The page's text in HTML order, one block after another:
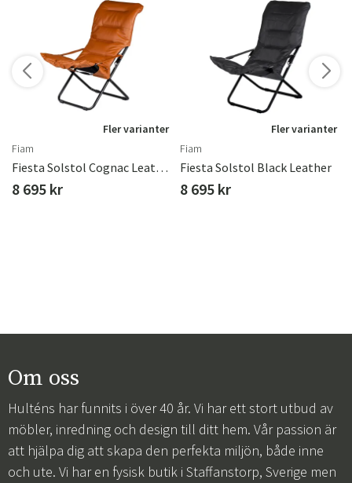
Fler varianter
Fiam
Fiesta Solstol Cognac Leather
8 695 kr
Fler varianter
Fiam
Fiesta Solstol Black Leather
8 695 kr
Om oss
Hulténs har funnits i över 40 år. Vi har ett stort utbud av
möbler, inredning och design till ditt hem. Vår passion är
att hjälpa dig att skapa den perfekta miljön, både inne
och ute. Vi har en fysisk butik i Staffanstorp, Sverige men